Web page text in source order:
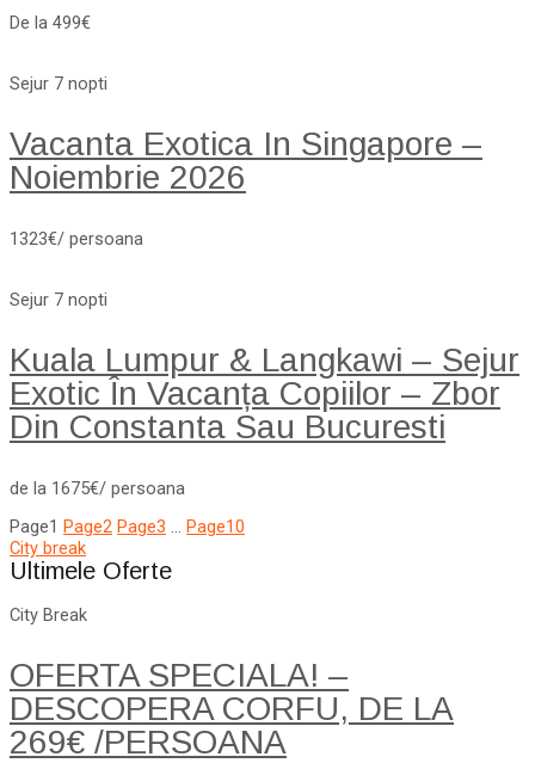
De la 499€
Sejur 7 nopti
Vacanta Exotica In Singapore –
Noiembrie 2026
1323€/ persoana
Sejur 7 nopti
Kuala Lumpur & Langkawi – Sejur
Exotic În Vacanța Copiilor – Zbor
Din Constanta Sau Bucuresti
de la 1675€/ persoana
Page1 Page2 Page3 … Page10
City break
Ultimele Oferte
City Break
OFERTA SPECIALA! –
DESCOPERA CORFU, DE LA
269€ /PERSOANA